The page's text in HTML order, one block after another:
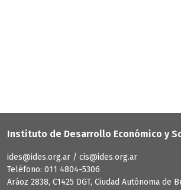
Instituto de Desarrollo Económico y
ides@ides.org.ar / cis@ides.org.ar
Teléfono: 011 4804-5306
Aráoz 2838, C1425 DGT, Ciudad Autónoma de